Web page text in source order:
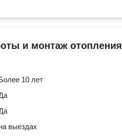
и монтаж отопления
10 лет
выездах